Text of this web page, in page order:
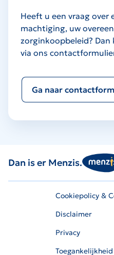
Heeft u een vraag over
machtiging, uw
zorginkoopbeleid?
via ons
Ga naar
Dan is er Menzis.
Cookiepolicy &
Disclaimer
Privacy
Toegankelijkheid